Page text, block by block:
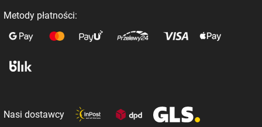
Metody płatności:
Nasi dostawcy